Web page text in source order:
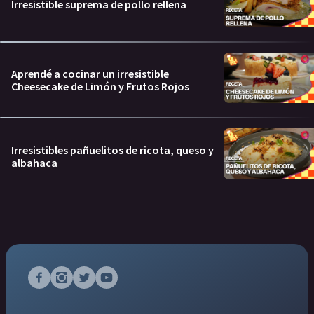
Irresistible suprema de pollo rellena
Aprendé a cocinar un irresistible
Cheesecake de Limón y Frutos Rojos
Irresistibles pañuelitos de ricota, queso y
albahaca